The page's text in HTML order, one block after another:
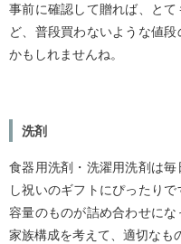
事前に確認して贈れば、と
ど、普段買わないような値
かもしれませんね。
洗剤
食器用洗剤・洗濯用洗剤は
し祝いのギフトにぴったり
容量のものが詰め合わせに
家族構成を考えて、適切なも